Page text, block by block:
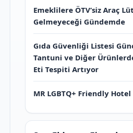
Emeklilere ÖTV’siz Araç
Gelmeyeceği Gündemde
Gıda Güvenliği Listesi
Tantuni ve Diğer
Eti Tespiti Artıyor
MR LGBTQ+ Friendly Hotel